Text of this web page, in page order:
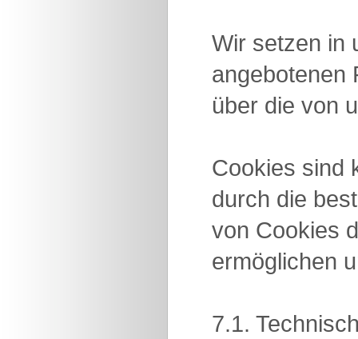
Wir setzen in
angebotenen
über die von
Cookies sind
durch die
von Cookies
ermöglichen
7.1.